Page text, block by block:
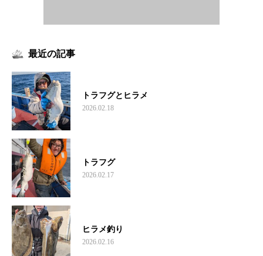
最近の記事
トラフグとヒラメ
2026.02.18
トラフグ
2026.02.17
ヒラメ釣り
2026.02.16